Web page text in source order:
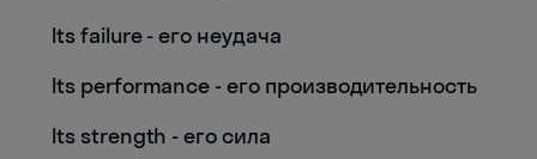
Its failure - его неудача
Its performance - его производительность
Its strength - его сила